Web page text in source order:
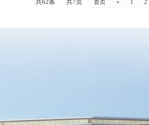
共62条 共7页 首页 « 1 2